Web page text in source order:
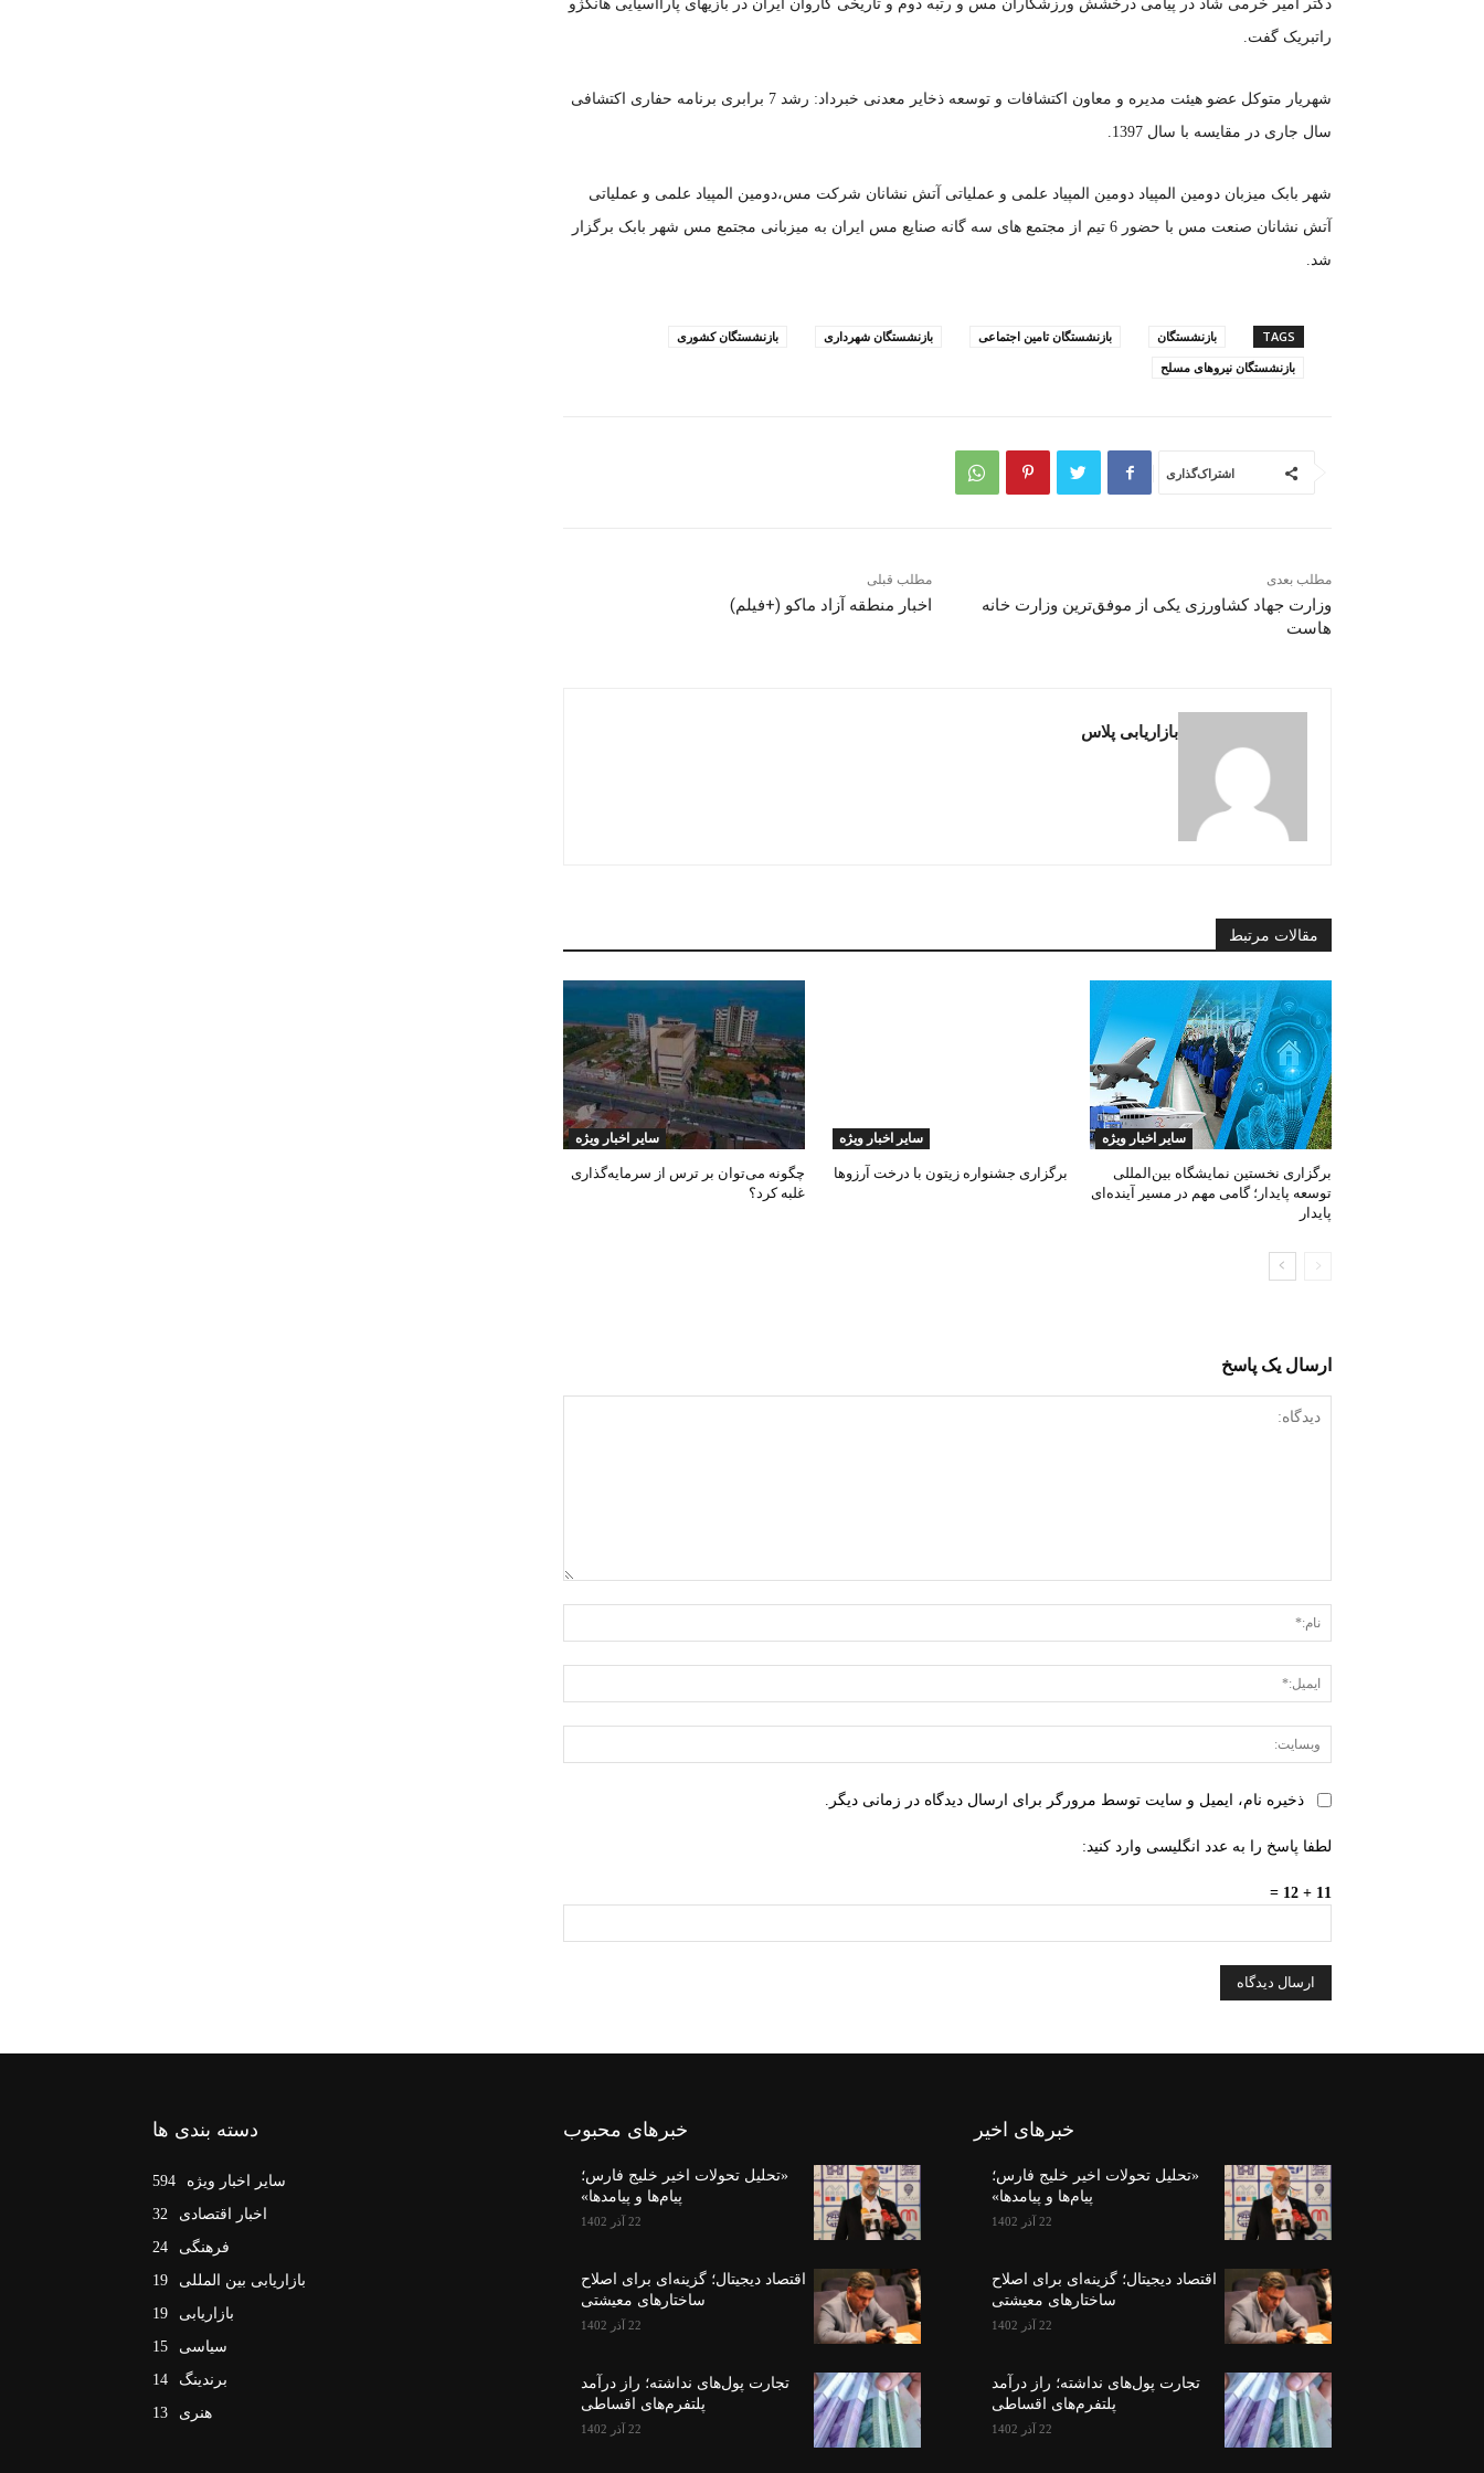
دکتر امیر خرمی شاد در پیامی درخشش ورزشکاران مس و رتبه دوم و تاریخی کاروان ایران در بازیهای پاراآسیایی هانگژو
راتبریک گفت.
شهریار متوکل عضو هیئت مدیره و معاون اکتشافات و توسعه ذخایر معدنی خبرداد: رشد 7 برابری برنامه حفاری اکتشافی
سال جاری در مقایسه با سال 1397.
شهر بابک میزبان دومین المپیاد دومین المپیاد علمی و عملیاتی آتش نشانان شرکت مس،دومین المپیاد علمی و عملیاتی
آتش نشانان صنعت مس با حضور 6 تیم از مجتمع های سه گانه صنایع مس ایران به میزبانی مجتمع مس شهر بابک برگزار
شد.
TAGS بازنشستگان بازنشستگان تامین اجتماعی بازنشستگان شهرداری
بازنشستگان کشوری
بازنشستگان نیروهای مسلح
اشتراک‌گذاری
مطلب قبلی
اخبار منطقه آزاد ماکو (+فیلم)
مطلب بعدی
وزارت جهاد کشاورزی یکی از موفق‌ترین وزارت خانه
هاست
بازاریابی پلاس
مقالات مرتبط
سایر اخبار ویژه
برگزاری نخستین نمایشگاه بین‌المللی
توسعه پایدار؛ گامی مهم در مسیر آینده‌ای
پایدار
سایر اخبار ویژه
برگزاری جشنواره زیتون با درخت آرزوها
سایر اخبار ویژه
چگونه می‌توان بر ترس از سرمایه‌گذاری
غلبه کرد؟
ارسال یک پاسخ
ذخیره نام، ایمیل و سایت توسط مرورگر برای ارسال دیدگاه در زمانی دیگر.
لطفا پاسخ را به عدد انگلیسی وارد کنید:
11 + 12 =
خبرهای اخیر
«تحلیل تحولات اخیر خلیج فارس؛
پیام‌ها و پیامدها»
22 آذر 1402
اقتصاد دیجیتال؛ گزینه‌ای برای اصلاح
ساختارهای معیشتی
22 آذر 1402
تجارت پول‌های نداشته؛ راز درآمد
پلتفرم‌های اقساطی
22 آذر 1402
خبرهای محبوب
«تحلیل تحولات اخیر خلیج فارس؛
پیام‌ها و پیامدها»
22 آذر 1402
اقتصاد دیجیتال؛ گزینه‌ای برای اصلاح
ساختارهای معیشتی
22 آذر 1402
تجارت پول‌های نداشته؛ راز درآمد
پلتفرم‌های اقساطی
22 آذر 1402
دسته بندی ها
سایر اخبار ویژه
594
اخبار اقتصادی
32
فرهنگی
24
بازاریابی بین المللی
19
بازاریابی
19
سیاسی
15
برندینگ
14
هنری
13